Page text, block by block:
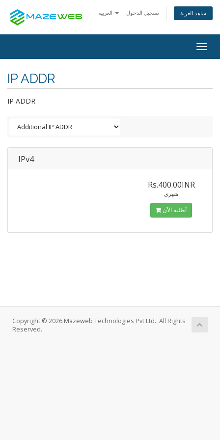
تسجيل الدخول شاهد العربة
IP ADDR
IP ADDR
IPv4
Rs.400.00INR
شهري
أطلبه الآن
Copyright © 2026 Mazeweb Technologies Pvt Ltd.. All Rights
Reserved.